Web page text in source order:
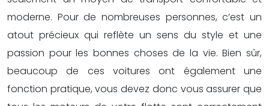
moderne. Pour de nombreuses personnes, c’est un
atout précieux qui reflète un sens du style et une
passion pour les bonnes choses de la vie. Bien sûr,
beaucoup de ces voitures ont également une
fonction pratique, vous devez donc vous assurer que